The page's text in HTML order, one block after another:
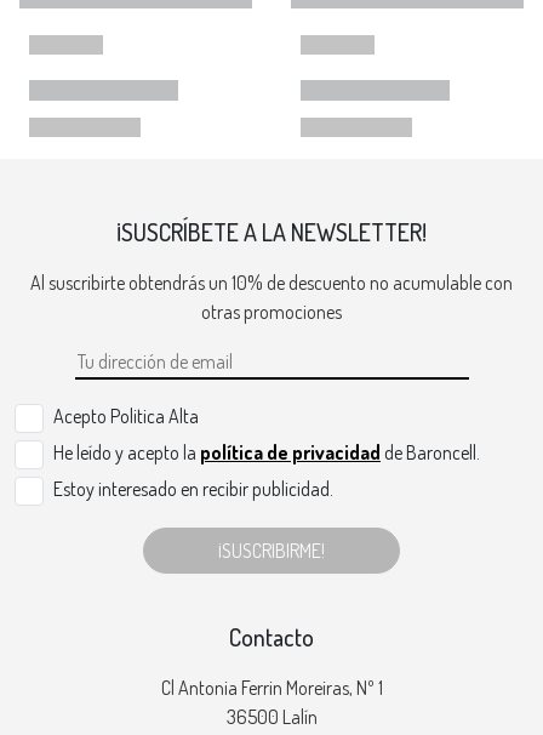
¡SUSCRÍBETE A LA NEWSLETTER!
Al suscribirte obtendrás un 10% de descuento no acumulable con
otras promociones
Acepto Politica Alta
He leído y acepto la política de privacidad de Baroncell.
Estoy interesado en recibir publicidad.
¡SUSCRIBIRME!
Contacto
Cl Antonia Ferrin Moreiras, Nº 1
36500 Lalín